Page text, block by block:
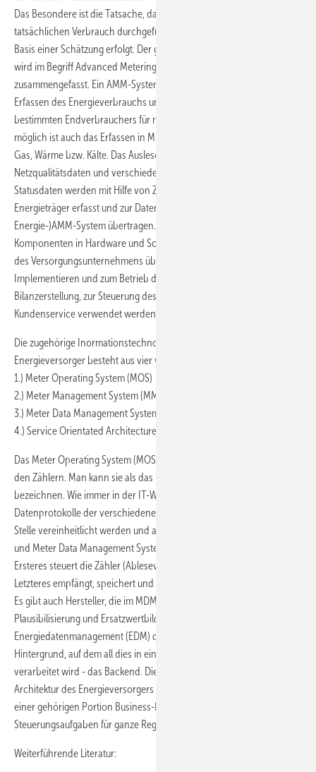
Das Besondere ist die Tatsache, dass die Abrechnung mit dem
tatsächlichen Verbrauch durchgeführt wird und nicht mehr auf der
Basis einer Schätzung erfolgt. Der gesamte Umfang der Neuerungen
wird im Begriff Advanced Metering Management (AMM)
zusammengefasst. Ein AMM-System dient zum zum Messen und
Erfassen des Energieverbrauchs und der weiteren Daten eines
bestimmten Endverbrauchers für mindestens einen Energieträger,
möglich ist auch das Erfassen in Multi-Energie-AMM-Systemen für
Gas, Wärme bzw. Kälte. Das Auslesen von Profilen, Echzeitablesungen,
Netzqualitätsdaten und verschiedenen Arten von Alarm- und
Statusdaten werden mit Hilfe von Zählern für die verschiedenen
Energieträger erfasst und zur Datenverarbeitung an ein (Multi-
Energie-)AMM-System übertragen. Diese Daten werden über
Komponenten in Hardware und Software an die anderen IT-Systeme
des Versorgungsunternehmens übergeben, wo sie zum
Implementieren und zum Betrieb des Zählerparks, zur
Bilanzerstellung, zur Steuerung des Netzbetriebs und zum
Kundenservice verwendet werden.
Die zugehörige Inormationstechnologie (IT) für Smart Metering beim
Energieversorger besteht aus vier wesentlichen Komponenten:
1.) Meter Operating System (MOS)
2.) Meter Management System (MM)
3.) Meter Data Management System (MDM)
4.) Service Orientated Architecture (SOA)
Das Meter Operating System (MOS) liefert die nötige Schnittstelle zu
den Zählern. Man kann sie als das Betriebssystem des Messens
bezeichnen. Wie immer in der IT-Welt gibt es unterschiedliche
Datenprotokolle der verschiedenen Hersteller, sie sollen an dieser
Stelle vereinheitlicht werden und an das Meter Management (MM)
und Meter Data Management System (MDM) übergeben werden.
Ersteres steuert die Zähler (Ablesevorgänge oder Lastreduktion) und
Letzteres empfängt, speichert und verarbeitet die eingehenden Daten.
Es gibt auch Hersteller, die im MDM das Validieren, die
Plausibilisierung und Ersatzwertbildung in einem klassischen
Energiedatenmanagement (EDM) durchführen. SOA ist der
Hintergrund, auf dem all dies in einem nachgelagerten IT-System
verarbeitet wird - das Backend. Dies ist meistens eine besondere IT-
Architektur des Energieversorgers die mit vielen Datenbanken und
einer gehörigen Portion Business-Logik Verwaltungs-, Planungs- und
Steuerungsaufgaben für ganze Regionen übernehmen. (jw)
Weiterführende Literatur: